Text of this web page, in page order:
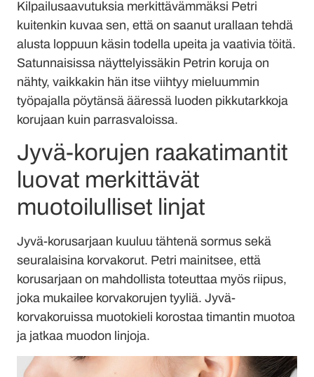
Kilpailusaavutuksia merkittävämmäksi Petri
kuitenkin kuvaa sen, että on saanut urallaan tehdä
alusta loppuun käsin todella upeita ja vaativia töitä.
Satunnaisissa näyttelyissäkin Petrin koruja on
nähty, vaikkakin hän itse viihtyy mieluummin
työpajalla pöytänsä ääressä luoden pikkutarkkoja
korujaan kuin parrasvaloissa.
Jyvä-korujen raakatimantit
luovat merkittävät
muotoilulliset linjat
Jyvä-korusarjaan kuuluu tähtenä sormus sekä
seuralaisina korvakorut. Petri mainitsee, että
korusarjaan on mahdollista toteuttaa myös riipus,
joka mukailee korvakorujen tyyliä. Jyvä-
korvakoruissa muotokieli korostaa timantin muotoa
ja jatkaa muodon linjoja.